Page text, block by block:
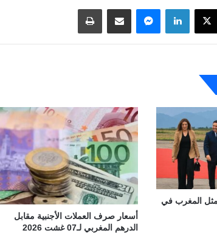
لينكدإن
المغرب في
أسعار صرف العملات الأجنبية مقابل
الدرهم المغربي لـ07 غشت 2026